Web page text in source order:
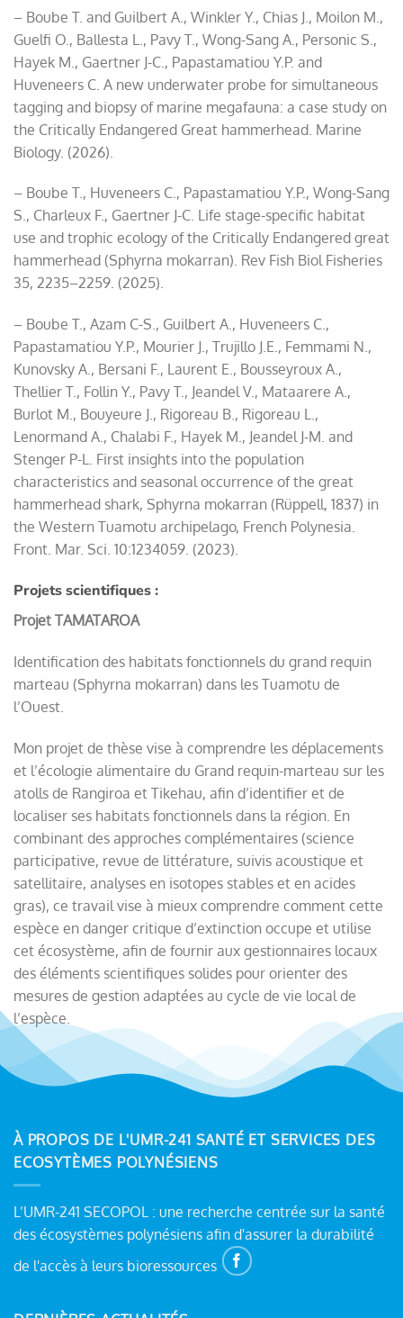
– Boube T. and Guilbert A., Winkler Y., Chias J., Moilon M.,
Guelfi O., Ballesta L., Pavy T., Wong-Sang A., Personic S.,
Hayek M., Gaertner J-C., Papastamatiou Y.P. and
Huveneers C. A new underwater probe for simultaneous
tagging and biopsy of marine megafauna: a case study on
the Critically Endangered Great hammerhead. Marine
Biology. (2026).
– Boube T., Huveneers C., Papastamatiou Y.P., Wong-Sang
S., Charleux F., Gaertner J-C. Life stage-specific habitat
use and trophic ecology of the Critically Endangered great
hammerhead (Sphyrna mokarran). Rev Fish Biol Fisheries
35, 2235–2259. (2025).
– Boube T., Azam C-S., Guilbert A., Huveneers C.,
Papastamatiou Y.P., Mourier J., Trujillo J.E., Femmami N.,
Kunovsky A., Bersani F., Laurent E., Bousseyroux A.,
Thellier T., Follin Y., Pavy T., Jeandel V., Mataarere A.,
Burlot M., Bouyeure J., Rigoreau B., Rigoreau L.,
Lenormand A., Chalabi F., Hayek M., Jeandel J-M. and
Stenger P-L. First insights into the population
characteristics and seasonal occurrence of the great
hammerhead shark, Sphyrna mokarran (Rüppell, 1837) in
the Western Tuamotu archipelago, French Polynesia.
Front. Mar. Sci. 10:1234059. (2023).
Projets scientifiques :
Projet TAMATAROA
Identification des habitats fonctionnels du grand requin
marteau (Sphyrna mokarran) dans les Tuamotu de
l’Ouest.
Mon projet de thèse vise à comprendre les déplacements
et l’écologie alimentaire du Grand requin-marteau sur les
atolls de Rangiroa et Tikehau, afin d’identifier et de
localiser ses habitats fonctionnels dans la région. En
combinant des approches complémentaires (science
participative, revue de littérature, suivis acoustique et
satellitaire, analyses en isotopes stables et en acides
gras), ce travail vise à mieux comprendre comment cette
espèce en danger critique d’extinction occupe et utilise
cet écosystème, afin de fournir aux gestionnaires locaux
des éléments scientifiques solides pour orienter des
mesures de gestion adaptées au cycle de vie local de
l’espèce.
À PROPOS DE L'UMR-241 SANTÉ ET SERVICES DES
ECOSYTÈMES POLYNÉSIENS
L’UMR-241 SECOPOL : une recherche centrée sur la santé
des écosystèmes polynésiens afin d'assurer la durabilité
de l'accès à leurs bioressources